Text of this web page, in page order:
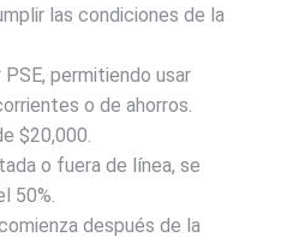
las condiciones de la
permitiendo usar
o de ahorros.
$20,000.
o fuera de línea, se
50%.
después de la